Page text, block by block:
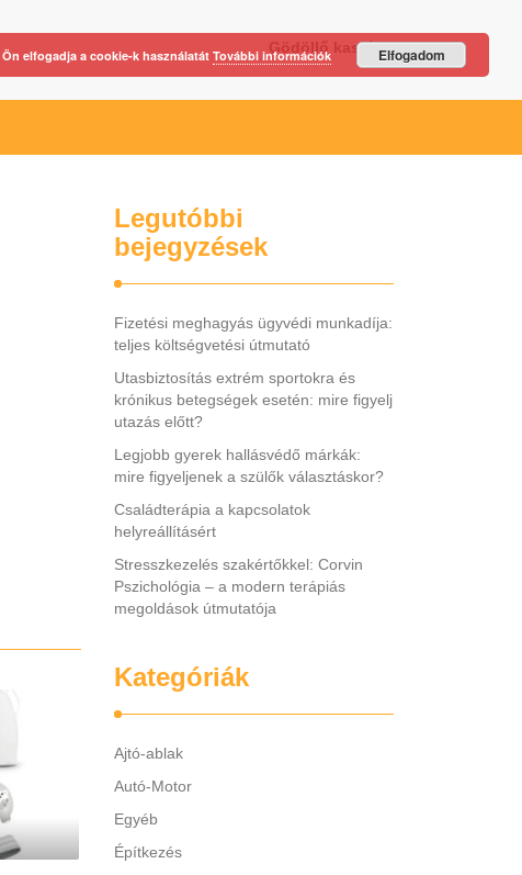
Gödöllő kastély
Legutóbbi
bejegyzések
Fizetési meghagyás ügyvédi munkadíja:
teljes költségvetési útmutató
Utasbiztosítás extrém sportokra és
krónikus betegségek esetén: mire figyelj
utazás előtt?
Legjobb gyerek hallásvédő márkák:
mire figyeljenek a szülők választáskor?
Családterápia a kapcsolatok
helyreállításért
Stresszkezelés szakértőkkel: Corvin
Pszichológia – a modern terápiás
megoldások útmutatója
Kategóriák
Ajtó-ablak
Autó-Motor
Egyéb
Építkezés
elfogadja a cookie-k használatátTovábbi információk Elfogadom